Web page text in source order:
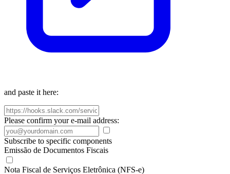
and paste it here:
Please confirm your e-mail address:
Subscribe to specific components
Emissão de Documentos Fiscais
Nota Fiscal de Serviços Eletrônica (NFS-e)